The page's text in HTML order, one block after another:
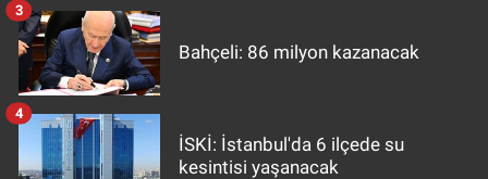
Bahçeli: 86 milyon kazanacak
3
İSKİ: İstanbul'da 6 ilçede su
kesintisi yaşanacak
4